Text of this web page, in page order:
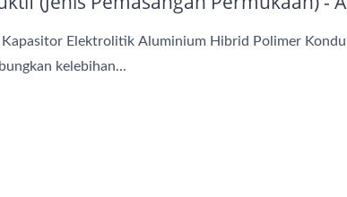
Kapasitor Elektrolitik Aluminium Hibrid Polimer
kelebihan...